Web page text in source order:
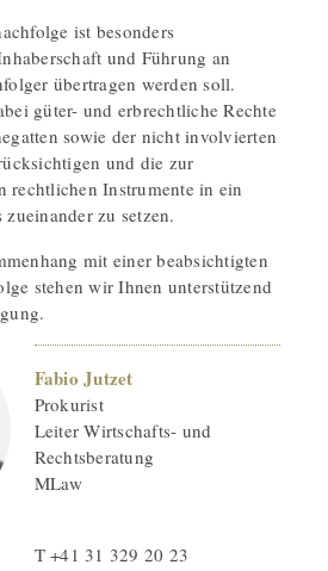
ist besonders
und Führung an
übertragen werden soll.
güter- und erbrechtliche Rechte
sowie der nicht involvierten
und die zur
rechtlichen Instrumente in ein
zu setzen.
mit einer beabsichtigten
stehen wir Ihnen unterstützend
Fabio Jutzet
Prokurist
Leiter Wirtschafts- und
Rechtsberatung
MLaw
T +41 31 329 20 23